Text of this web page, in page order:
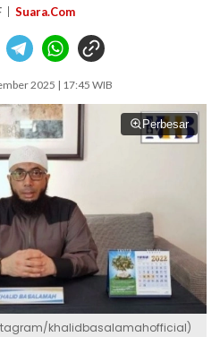
Suara.Com
2025 | 17:45 WIB
Perbesar
khalidbasalamahofficial)